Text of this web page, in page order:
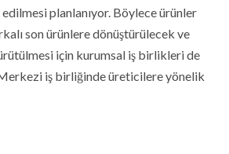
planlanıyor. Böylece ürünler
son ürünlere dönüştürülecek ve
için kurumsal iş birlikleri de
iş birliğinde üreticilere yönelik